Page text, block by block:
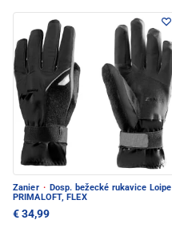
Zanier · Dosp. bežecké rukavice Loipe
PRIMALOFT, FLEX
€ 34,99